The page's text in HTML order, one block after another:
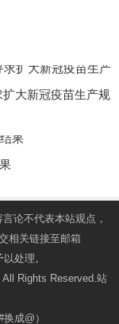
大新冠疫苗生产规
论不代表本站观点，
相关链接至邮箱
处理。
Rights Reserved.站
成@）